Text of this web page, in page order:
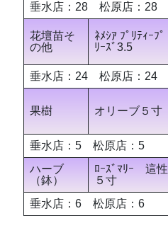
垂水店：28 松原店：28
花壇苗そ
の他
ﾈﾒｼｱ ﾌﾟﾘﾃｨｰﾌﾟ
ﾘｰｽﾞ3.5
垂水店：24 松原店：24
果樹 オリーブ５寸
垂水店：5 松原店：5
ハーブ
（鉢）
ﾛｰｽﾞﾏﾘｰ 這性
５寸
垂水店：6 松原店：6